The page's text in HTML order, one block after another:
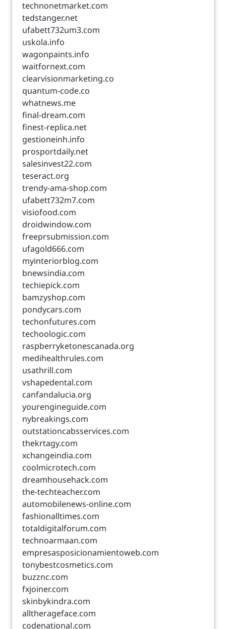
technonetmarket.com
tedstanger.net
ufabett732um3.com
uskola.info
wagonpaints.info
waitfornext.com
clearvisionmarketing.co
quantum-code.co
whatnews.me
final-dream.com
finest-replica.net
gestioneinh.info
prosportdaily.net
salesinvest22.com
teseract.org
trendy-ama-shop.com
ufabett732m7.com
visiofood.com
droidwindow.com
freeprsubmission.com
ufagold666.com
myinteriorblog.com
bnewsindia.com
techiepick.com
bamzyshop.com
pondycars.com
techonfutures.com
techoologic.com
raspberryketonescanada.org
medihealthrules.com
usathrill.com
vshapedental.com
canfandalucia.org
yourengineguide.com
nybreakings.com
outstationcabsservices.com
thekrtagy.com
xchangeindia.com
coolmicrotech.com
dreamhousehack.com
the-techteacher.com
automobilenews-online.com
fashionalltimes.com
totaldigitalforum.com
technoarmaan.com
empresasposicionamientoweb.com
tonybestcosmetics.com
buzznc.com
fxjoiner.com
skinbykindra.com
alltherageface.com
codenational.com